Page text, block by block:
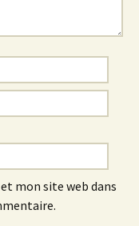
mon site web dans